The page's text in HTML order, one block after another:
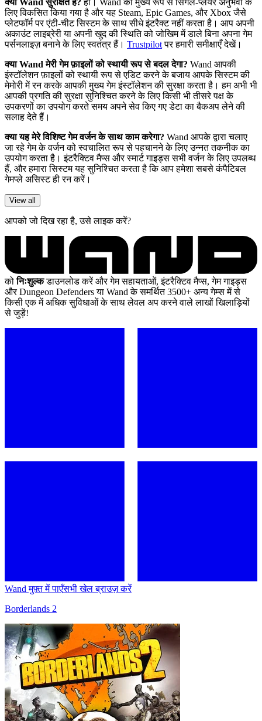
लिए विकसित किया गया है और यह Steam, Epic Games, और Xbox जैसे
प्लेटफॉर्म पर एंटी-चीट सिस्टम के साथ सीधे इंटरैक्ट नहीं करता है। आप अपनी
अकाउंट लाइब्रेरी या अपनी खुद की स्थिति को जोखिम में डाले बिना अपना गेम
पर्सनलाइज़ बनाने के लिए स्वतंत्र हैं। Trustpilotपर हमारी समीक्षाएँ देखें।
क्या Wand मेरी गेम फ़ाइलों को स्थायी रूप से बदल देगा? Wand आपकी
इंस्टॉलेशन फ़ाइलों को स्थायी रूप से एडिट करने के बजाय आपके सिस्टम की
मेमोरी में रन करके आपकी मुख्य गेम इंस्टॉलेशन की सुरक्षा करता है। हम अभी भी
आपकी प्रगति की सुरक्षा सुनिश्चित करने के लिए किसी भी तीसरे पक्ष के
उपकरणों का उपयोग करते समय अपने सेव किए गए डेटा का बैकअप लेने की
सलाह देते हैं।
क्या यह मेरे विशिष्ट गेम वर्जन के साथ काम करेगा? Wand आपके द्वारा चलाए
जा रहे गेम के वर्जन को स्वचालित रूप से पहचानने के लिए उन्नत तकनीक का
उपयोग करता है। इंटरैक्टिव मैप्स और स्मार्ट गाइड्स सभी वर्जन के लिए उपलब्ध
हैं, और हमारा सिस्टम यह सुनिश्चित करता है कि आप हमेशा सबसे कंपैटिबल
गेमप्ले असिस्ट ही रन करें।
View all
आपको जो दिख रहा है, उसे लाइक करें?
कोनिःशुल्कडाउनलोड करें और गेम सहायताओं, इंटरैक्टिव मैप्स, गेम गाइड्स
और Dungeon Defenders या Wand के समर्थित 3500+ अन्य गेम्स में से
किसी एक में अधिक सुविधाओं के साथ लेवल अप करने वाले लाखों खिलाड़ियों
से जुड़ें!
Wand मुफ़्त में पाएँसभी खेल ब्राउज़ करें
Borderlands 2